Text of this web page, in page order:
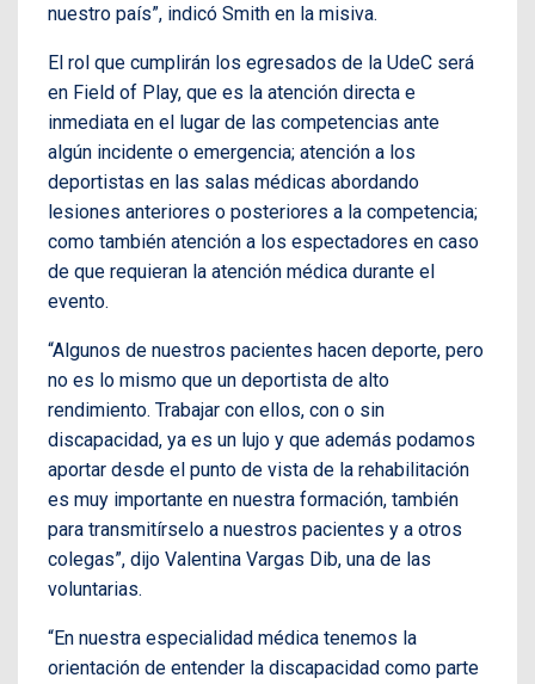
nuestro país”, indicó Smith en la misiva.
El rol que cumplirán los egresados de la UdeC será
en Field of Play, que es la atención directa e
inmediata en el lugar de las competencias ante
algún incidente o emergencia; atención a los
deportistas en las salas médicas abordando
lesiones anteriores o posteriores a la competencia;
como también atención a los espectadores en caso
de que requieran la atención médica durante el
evento.
“Algunos de nuestros pacientes hacen deporte, pero
no es lo mismo que un deportista de alto
rendimiento. Trabajar con ellos, con o sin
discapacidad, ya es un lujo y que además podamos
aportar desde el punto de vista de la rehabilitación
es muy importante en nuestra formación, también
para transmitírselo a nuestros pacientes y a otros
colegas”, dijo Valentina Vargas Dib, una de las
voluntarias.
“En nuestra especialidad médica tenemos la
orientación de entender la discapacidad como parte